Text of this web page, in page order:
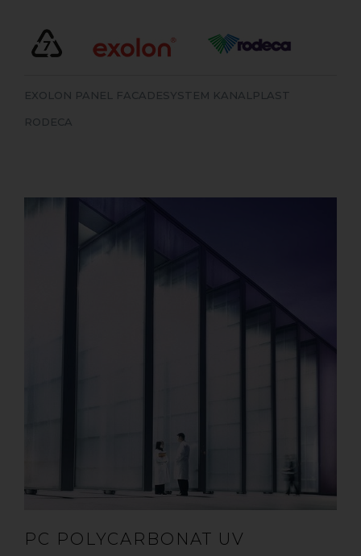
EXOLON PANEL FACADESYSTEM KANALPLAST
RODECA
PC POLYCARBONAT UV